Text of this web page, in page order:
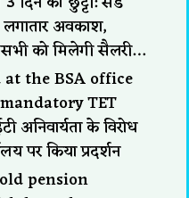
अवकाश,
को मिलेगी सैलरी…
the BSA office
TET
अनिवार्यता के विरोध
पर किया प्रदर्शन
pension